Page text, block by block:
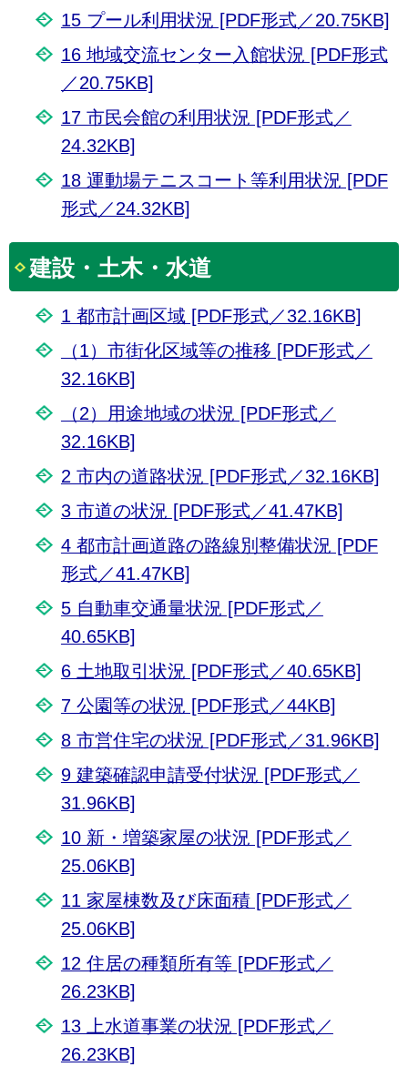
15 プール利用状況 [PDF形式／20.75KB]
16 地域交流センター入館状況 [PDF形式
／20.75KB]
17 市民会館の利用状況 [PDF形式／
24.32KB]
18 運動場テニスコート等利用状況 [PDF
形式／24.32KB]
建設・土木・水道
1 都市計画区域 [PDF形式／32.16KB]
（1）市街化区域等の推移 [PDF形式／
32.16KB]
（2）用途地域の状況 [PDF形式／
32.16KB]
2 市内の道路状況 [PDF形式／32.16KB]
3 市道の状況 [PDF形式／41.47KB]
4 都市計画道路の路線別整備状況 [PDF
形式／41.47KB]
5 自動車交通量状況 [PDF形式／
40.65KB]
6 土地取引状況 [PDF形式／40.65KB]
7 公園等の状況 [PDF形式／44KB]
8 市営住宅の状況 [PDF形式／31.96KB]
9 建築確認申請受付状況 [PDF形式／
31.96KB]
10 新・増築家屋の状況 [PDF形式／
25.06KB]
11 家屋棟数及び床面積 [PDF形式／
25.06KB]
12 住居の種類所有等 [PDF形式／
26.23KB]
13 上水道事業の状況 [PDF形式／
26.23KB]